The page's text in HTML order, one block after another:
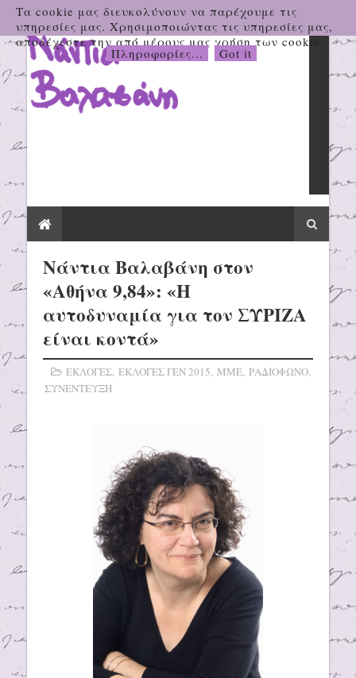
Νάντια Βαλαβάνη στον
«Αθήνα 9,84»: «Η
αυτοδυναμία για τον ΣΥΡΙΖΑ
είναι κοντά»
ΕΚΛΟΓΕΣ, ΕΚΛΟΓΕΣ ΓΕΝ 2015, ΜΜΕ, ΡΑΔΙΟΦΩΝΟ,
ΣΥΝΕΝΤΕΥΞΗ
Τα cookie μας διευκολύνουν να παρέχουμε τις
υπηρεσίες μας. Χρησιμοποιώντας τις υπηρεσίες μας,
αποδέχεστε την από μέρους μας χρήση των cookie.
Πληροφορίες... Got it